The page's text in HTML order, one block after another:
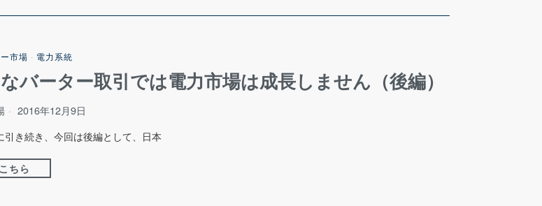
市場 · 電力系統
バーター取引では電力市場は成長しません（後編）
2016年12月9日
引き続き、今回は後編として、日本
ちら